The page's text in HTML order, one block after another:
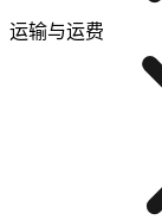
运输与运费